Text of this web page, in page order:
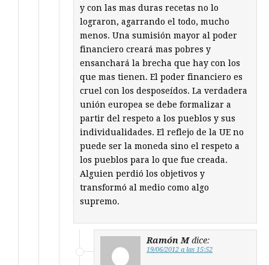
y con las mas duras recetas no lo
lograron, agarrando el todo, mucho
menos. Una sumisión mayor al poder
financiero creará mas pobres y
ensanchará la brecha que hay con los
que mas tienen. El poder financiero es
cruel con los desposeídos. La verdadera
unión europea se debe formalizar a
partir del respeto a los pueblos y sus
individualidades. El reflejo de la UE no
puede ser la moneda sino el respeto a
los pueblos para lo que fue creada.
Alguien perdió los objetivos y
transformó al medio como algo
supremo.
Ramón M dice:
19/06/2012 a las 15:52